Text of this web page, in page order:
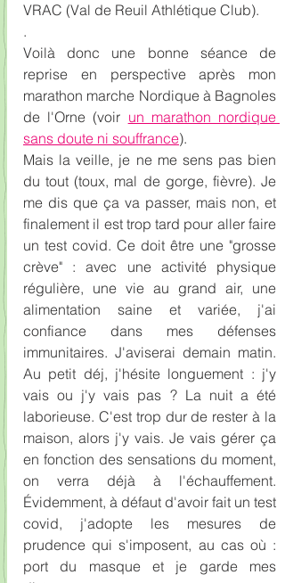
VRAC (Val de Reuil Athlétique Club).
.
Voilà donc une bonne séance de
reprise en perspective après mon
marathon marche Nordique à Bagnoles
de l'Orne (voir un marathon nordique
sans doute ni souffrance).
Mais la veille, je ne me sens pas bien
du tout (toux, mal de gorge, fièvre). Je
me dis que ça va passer, mais non, et
finalement il est trop tard pour aller faire
un test covid. Ce doit être une "grosse
crève" : avec une activité physique
régulière, une vie au grand air, une
alimentation saine et variée, j'ai
confiance dans mes défenses
immunitaires. J'aviserai demain matin.
Au petit déj, j'hésite longuement : j'y
vais ou j'y vais pas ? La nuit a été
laborieuse. C'est trop dur de rester à la
maison, alors j'y vais. Je vais gérer ça
en fonction des sensations du moment,
on verra déjà à l'échauffement.
Évidemment, à défaut d'avoir fait un test
covid, j'adopte les mesures de
prudence qui s'imposent, au cas où :
port du masque et je garde mes